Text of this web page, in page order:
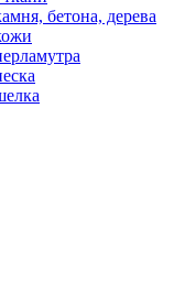
бетона, дерева